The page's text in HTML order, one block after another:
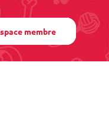
membre